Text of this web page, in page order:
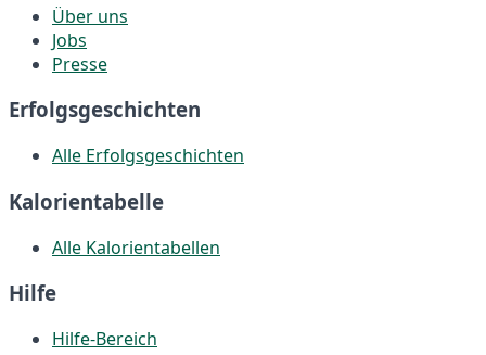
Über uns
Jobs
Presse
Erfolgsgeschichten
Alle Erfolgsgeschichten
Kalorientabelle
Alle Kalorientabellen
Hilfe
Hilfe-Bereich